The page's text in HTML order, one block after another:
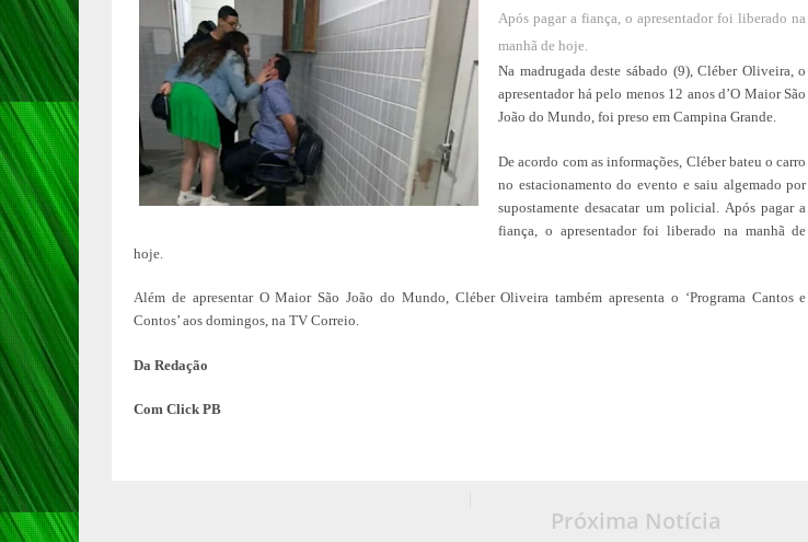
Após pagar a fiança, o apresentador foi liberado na
manhã de hoje.
Na madrugada deste sábado (9), Cléber Oliveira, o
apresentador há pelo menos 12 anos d’O Maior São
João do Mundo, foi preso em Campina Grande.
De acordo com as informações, Cléber bateu o carro
no estacionamento do evento e saiu algemado por
supostamente desacatar um policial. Após pagar a
fiança, o apresentador foi liberado na manhã de
hoje.
Além de apresentar O Maior São João do Mundo, Cléber Oliveira também apresenta o ‘Programa Cantos e
Contos’ aos domingos, na TV Correio.
Da Redação
Com Click PB
Próxima Notícia